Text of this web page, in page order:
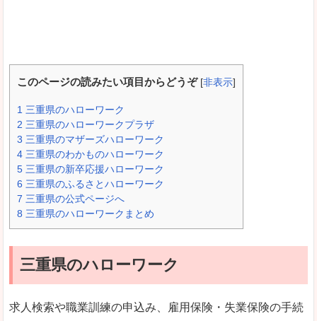
このページの読みたい項目からどうぞ [非表示]
1 三重県のハローワーク
2 三重県のハローワークプラザ
3 三重県のマザーズハローワーク
4 三重県のわかものハローワーク
5 三重県の新卒応援ハローワーク
6 三重県のふるさとハローワーク
7 三重県の公式ページへ
8 三重県のハローワークまとめ
三重県のハローワーク
求人検索や職業訓練の申込み、雇用保険・失業保険の手続